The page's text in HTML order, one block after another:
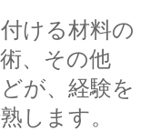
ける材料の
、その他
が、経験を
します。